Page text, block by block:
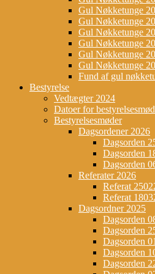
Gul Nøkketunge
Gul Nøkketunge
Gul Nøkketunge
Gul Nøkketunge
Gul Nøkketunge
Gul Nøkketunge
Fund af gul
Bestyrelse
Vedtægter 2024
Datoer for
Bestyrelsesmøder
Dagsordener 2026
Dagsorden
Dagsorden
Dagsorden
Referater 2026
Referat
Referat
Dagsordner 2025
Dagsorden
Dagsorden
Dagsorden
Dagsorden
Dagsorden